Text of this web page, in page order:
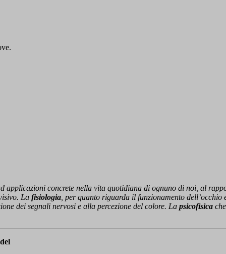
applicazioni concrete nella vita quotidiana di ognuno di noi, al
La fisiologia , per quanto riguarda il funzionamento
dei segnali nervosi e alla percezione del colore. La psicofisica